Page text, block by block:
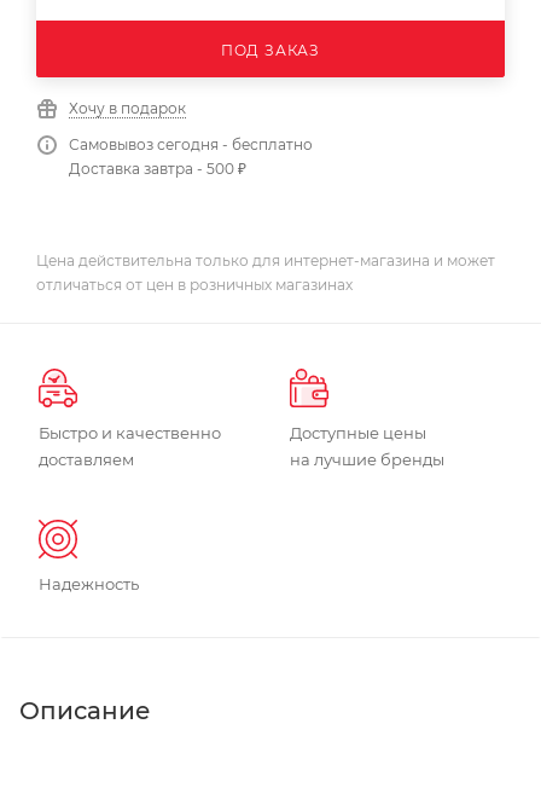
ПОД ЗАКАЗ
Хочу в подарок
Самовывоз сегодня - бесплатно
Доставка завтра - 500 ₽
Цена действительна только для интернет-магазина и может
отличаться от цен в розничных магазинах
Быстро и качественно
доставляем
Доступные цены
на лучшие бренды
Надежность
Описание